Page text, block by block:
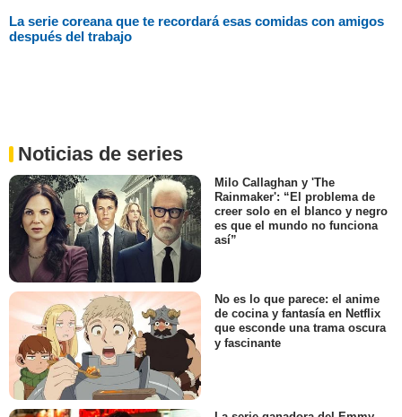
La serie coreana que te recordará esas comidas con amigos
después del trabajo
Noticias de series
Milo Callaghan y 'The
Rainmaker': “El problema de
creer solo en el blanco y negro
es que el mundo no funciona
así”
No es lo que parece: el anime
de cocina y fantasía en Netflix
que esconde una trama oscura
y fascinante